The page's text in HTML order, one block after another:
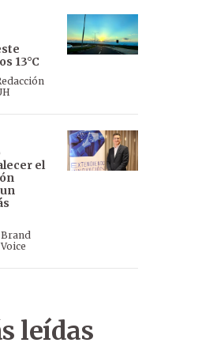
13°C
el
Brand
Voice
leídas